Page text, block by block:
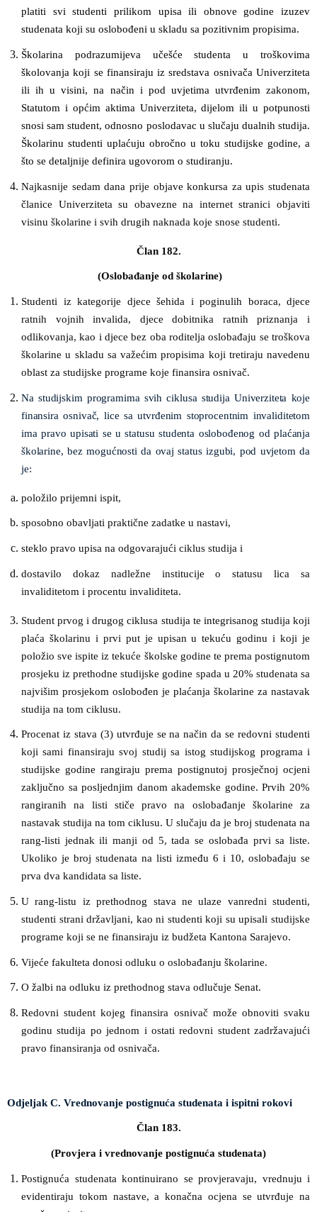
platiti svi studenti prilikom upisa ili obnove godine izuzev
studenata koji su oslobođeni u skladu sa pozitivnim propisima.
Školarina podrazumijeva učešće studenta u troškovima
školovanja koji se finansiraju iz sredstava osnivača Univerziteta
ili ih u visini, na način i pod uvjetima utvrđenim zakonom,
Statutom i općim aktima Univerziteta, dijelom ili u potpunosti
snosi sam student, odnosno poslodavac u slučaju dualnih studija.
Školarinu studenti uplaćuju obročno u toku studijske godine, a
što se detaljnije definira ugovorom o studiranju.
Najkasnije sedam dana prije objave konkursa za upis studenata
članice Univerziteta su obavezne na internet stranici objaviti
visinu školarine i svih drugih naknada koje snose studenti.
Član 182.
(Oslobađanje od školarine)
Studenti iz kategorije djece šehida i poginulih boraca, djece
ratnih vojnih invalida, djece dobitnika ratnih priznanja i
odlikovanja, kao i djece bez oba roditelja oslobađaju se troškova
školarine u skladu sa važećim propisima koji tretiraju navedenu
oblast za studijske programe koje finansira osnivač.
Na studijskim programima svih ciklusa studija Univerziteta koje
finansira osnivač, lice sa utvrđenim stoprocentnim invaliditetom
ima pravo upisati se u statusu studenta oslobođenog od plaćanja
školarine, bez mogućnosti da ovaj status izgubi, pod uvjetom da
je:
položilo prijemni ispit,
sposobno obavljati praktične zadatke u nastavi,
steklo pravo upisa na odgovarajući ciklus studija i
dostavilo dokaz nadležne institucije o statusu lica sa
invaliditetom i procentu invaliditeta.
Student prvog i drugog ciklusa studija te integrisanog studija koji
plaća školarinu i prvi put je upisan u tekuću godinu i koji je
položio sve ispite iz tekuće školske godine te prema postignutom
prosjeku iz prethodne studijske godine spada u 20% studenata sa
najvišim prosjekom oslobođen je plaćanja školarine za nastavak
studija na tom ciklusu.
Procenat iz stava (3) utvrđuje se na način da se redovni studenti
koji sami finansiraju svoj studij sa istog studijskog programa i
studijske godine rangiraju prema postignutoj prosječnoj ocjeni
zaključno sa posljednjim danom akademske godine. Prvih 20%
rangiranih na listi stiče pravo na oslobađanje školarine za
nastavak studija na tom ciklusu. U slučaju da je broj studenata na
rang-listi jednak ili manji od 5, tada se oslobađa prvi sa liste.
Ukoliko je broj studenata na listi između 6 i 10, oslobađaju se
prva dva kandidata sa liste.
U rang-listu iz prethodnog stava ne ulaze vanredni studenti,
studenti strani državljani, kao ni studenti koji su upisali studijske
programe koji se ne finansiraju iz budžeta Kantona Sarajevo.
Vijeće fakulteta donosi odluku o oslobađanju školarine.
O žalbi na odluku iz prethodnog stava odlučuje Senat.
Redovni student kojeg finansira osnivač može obnoviti svaku
godinu studija po jednom i ostati redovni student zadržavajući
pravo finansiranja od osnivača.
Odjeljak C. Vrednovanje postignuća studenata i ispitni rokovi
Član 183.
(Provjera i vrednovanje postignuća studenata)
Postignuća studenata kontinuirano se provjeravaju, vrednuju i
evidentiraju tokom nastave, a konačna ocjena se utvrđuje na